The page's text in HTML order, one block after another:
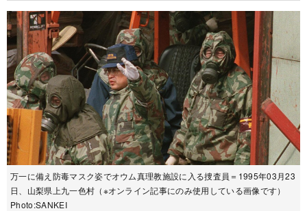
万一に備え防毒マスク姿でオウム真理教施設に入る捜査員＝1995年03月23
日、山梨県上九一色村（※オンライン記事にのみ使用している画像です）
Photo:SANKEI